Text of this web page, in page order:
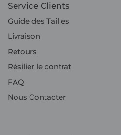
Service Clients
Guide des Tailles
Livraison
Retours
Résilier le contrat
FAQ
Nous Contacter